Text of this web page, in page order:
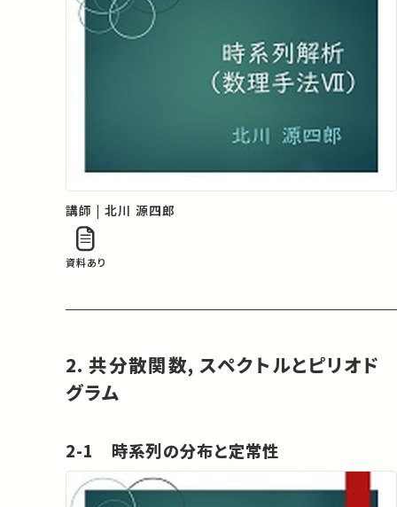
講師 | 北川 源四郎
資料あり
2. 共分散関数, スペクトルとピリオド
グラム
2-1 時系列の分布と定常性